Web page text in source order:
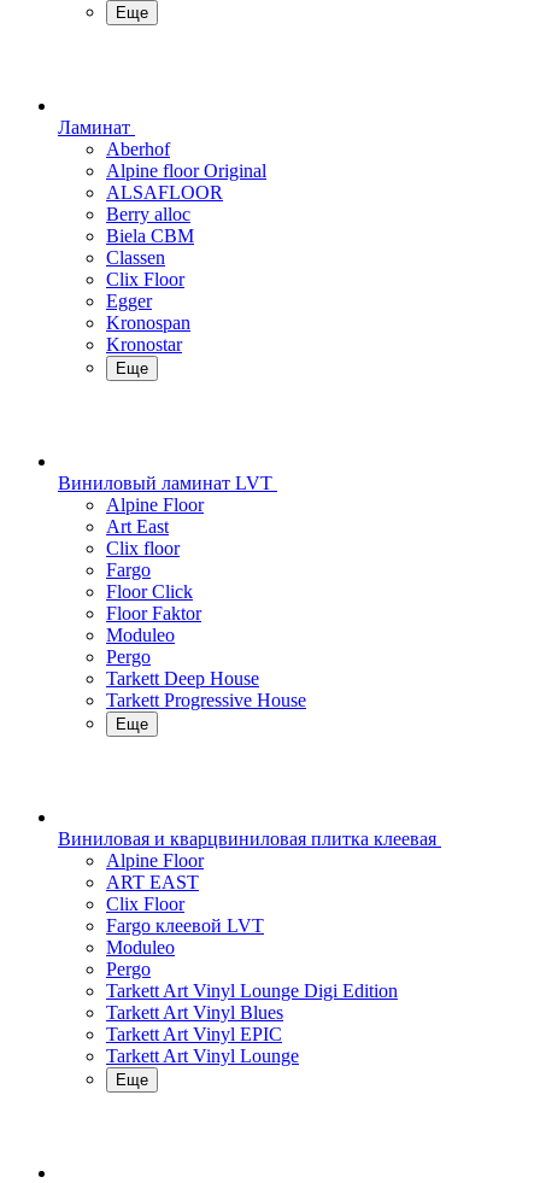
Еще
Ламинат
Aberhof
Alpine floor Original
ALSAFLOOR
Berry alloc
Biela CBM
Classen
Clix Floor
Egger
Kronospan
Kronostar
Еще
Виниловый ламинат LVT
Alpine Floor
Art East
Clix floor
Fargo
Floor Click
Floor Faktor
Moduleo
Pergo
Tarkett Deep House
Tarkett Progressive House
Еще
Виниловая и кварцвиниловая плитка клеевая
Alpine Floor
ART EAST
Clix Floor
Fargo клеевой LVT
Moduleo
Pergo
Tarkett Art Vinyl Lounge Digi Edition
Tarkett Art Vinyl Blues
Tarkett Art Vinyl EPIC
Tarkett Art Vinyl Lounge
Еще